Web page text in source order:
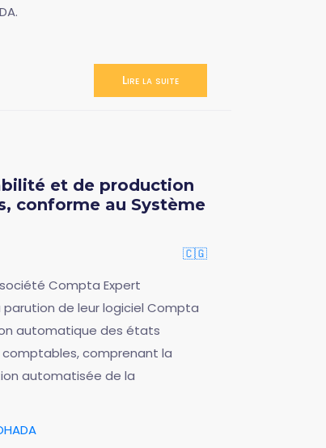
Lire la suite
et de production
conforme au Système
🇨🇬
Compta Expert
de leur logiciel Compta
automatique des états
comprenant la
automatisée de la